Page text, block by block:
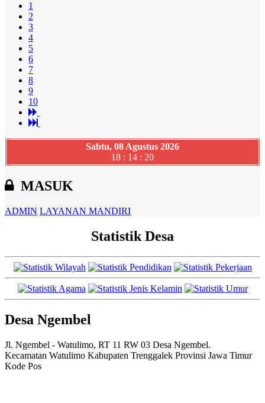
1
2
3
4
5
6
7
8
9
10
Sabtu, 08 Agustus 2026
18 : 14 : 21
MASUK
ADMIN LAYANAN MANDIRI
Statistik Desa
Desa Ngembel
Jl. Ngembel - Watulimo, RT 11 RW 03 Desa Ngembel.
Kecamatan Watulimo Kabupaten Trenggalek Provinsi Jawa Timur
Kode Pos